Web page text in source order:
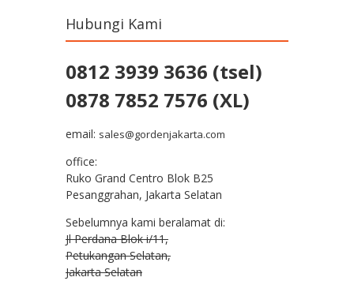
Hubungi Kami
0812 3939 3636 (tsel)
0878 7852 7576 (XL)
email: sales@gordenjakarta.com
office:
Ruko Grand Centro Blok B25
Pesanggrahan, Jakarta Selatan
Sebelumnya kami beralamat di:
Jl Perdana Blok i/11,
Petukangan Selatan,
Jakarta Selatan